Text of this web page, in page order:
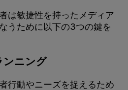
は敏捷性を持ったメディア
うために以下の3つの鍵を
ンニング
行動やニーズを捉えるため